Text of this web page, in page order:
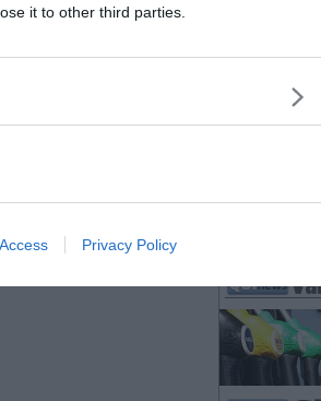
it to other third parties.
Privacy Policy